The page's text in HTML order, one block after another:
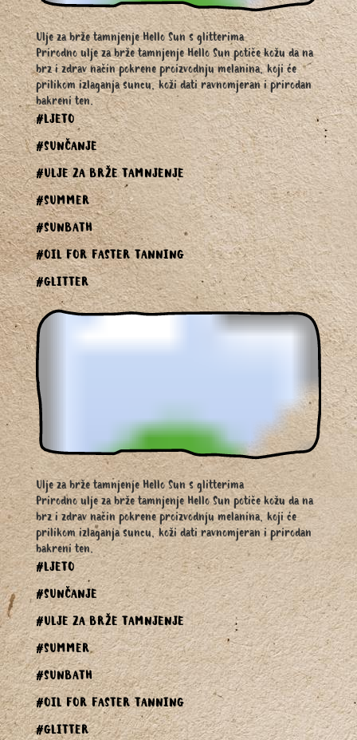
Ulje za brže tamnjenje Hello Sun s glitterima
Prirodno ulje za brže tamnjenje Hello Sun potiče kožu da na
brz i zdrav način pokrene proizvodnju melanina, koji će
prilikom izlaganja suncu, koži dati ravnomjeran i prirodan
bakreni ten.
#LJETO
#SUNČANJE
#ULJE ZA BRŽE TAMNJENJE
#SUMMER
#SUNBATH
#OIL FOR FASTER TANNING
#GLITTER
Ulje za brže tamnjenje Hello Sun s glitterima
Prirodno ulje za brže tamnjenje Hello Sun potiče kožu da na
brz i zdrav način pokrene proizvodnju melanina, koji će
prilikom izlaganja suncu, koži dati ravnomjeran i prirodan
bakreni ten.
#LJETO
#SUNČANJE
#ULJE ZA BRŽE TAMNJENJE
#SUMMER
#SUNBATH
#OIL FOR FASTER TANNING
#GLITTER